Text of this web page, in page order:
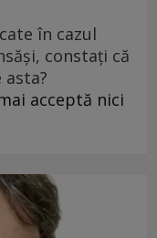
în cazul
constați că
acceptă nici